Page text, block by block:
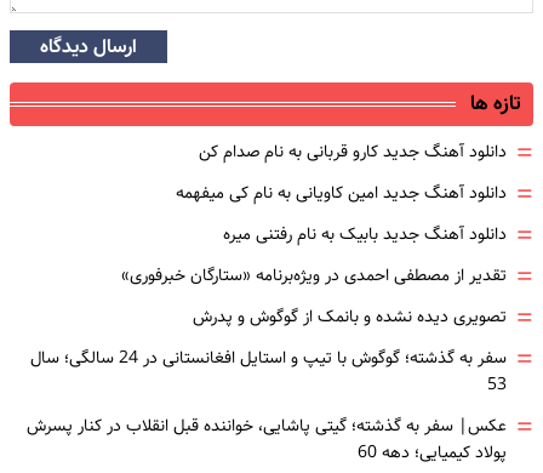
ارسال دیدگاه
تازه ها
= دانلود آهنگ جدید کارو قربانی به نام صدام کن
= دانلود آهنگ جدید امین کاویانی به نام کی میفهمه
= دانلود آهنگ جدید بابیک به نام رفتنی میره
= تقدیر از مصطفی احمدی در ویژه‌برنامه «ستارگان خبرفوری»
= تصویری دیده نشده و بانمک از گوگوش و پدرش
=
سفر به گذشته؛ گوگوش با تیپ و استایل افغانستانی در 24 سالگی؛ سال
53
= عکس| سفر به گذشته؛ گیتی پاشایی، خواننده قبل انقلاب در کنار پسرش
پولاد کیمیایی؛ دهه 60